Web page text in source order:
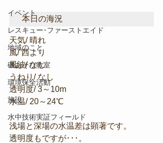
イベント
レスキュー･ファーストエイド
地域のこと
磯あそび教室
環境保全活動
施設
水中技術実証フィールド
本日の海況
天気/ 晴れ
風/ 西より
風波/ なし
うねり/ なし
透明度/ 3～10m
水温/ 20～24℃
浅場と深場の水温差は顕著です。
透明度もですが･･･。